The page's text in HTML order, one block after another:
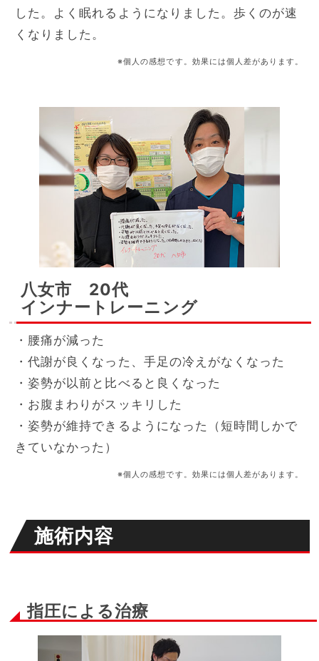
した。よく眠れるようになりました。歩くのが速
くなりました。
※個人の感想です。効果には個人差があります。
八女市 20代
インナートレーニング
・腰痛が減った
・代謝が良くなった、手足の冷えがなくなった
・姿勢が以前と比べると良くなった
・お腹まわりがスッキリした
・姿勢が維持できるようになった（短時間しかで
きていなかった）
※個人の感想です。効果には個人差があります。
施術内容
指圧による治療